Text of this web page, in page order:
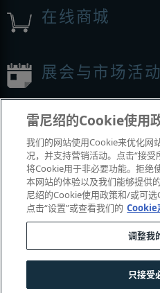
在线商城
展会与市场活动
© 2001-2026 Renishaw plc。版
联系我们|法务与合规|辅
沪公网安备
雷尼绍的Cookie使用
我们的网站使用Cookie来优化网
况，并支持营销活动。点击“接
将Cookie用于非必要功能。拒绝
本网站的体验以及我们能够提供
尼绍的Cookie使用政策和/或可
点击“设置”或查看我们的 Cookie
调整我
只接受